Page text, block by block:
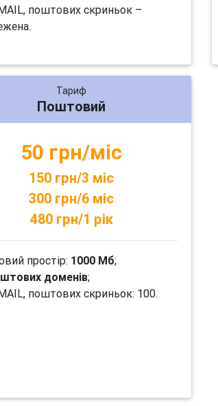
поштових скриньок –
Тариф
Поштовий
50 грн/міс
150 грн/3 міс
300 грн/6 міс
480 грн/1 рік
простір: 1000 Мб;
доменів;
поштових скриньок: 100.